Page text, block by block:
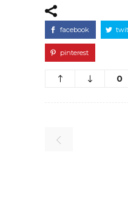
facebook
pinterest
0